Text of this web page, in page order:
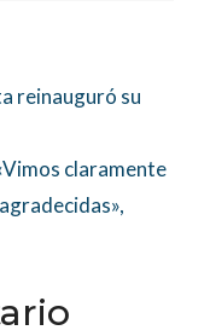
reinauguró su
claramente